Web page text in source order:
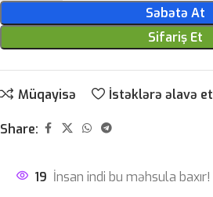
Səbətə At
Sifariş Et
Müqayisə İstəklərə əlavə et
Share:
19 İnsan indi bu məhsula baxır!